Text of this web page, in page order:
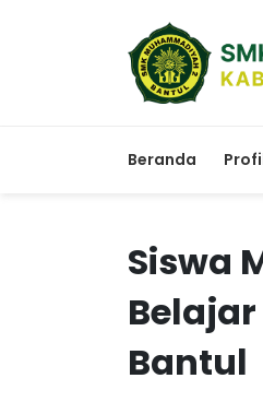
Beranda
Siswa
Bantul